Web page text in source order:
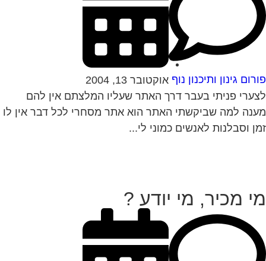
גינון ותיכנון נוף אוקטובר 13, 2004
פניתי בעבר דרך האתר שעליו המלצתם אין להם
למה שביקשתי האתר הוא אתר מסחרי לכל דבר אין לו
וסבלנות לאנשים כמוני לי...
מכיר, מי יודע ?